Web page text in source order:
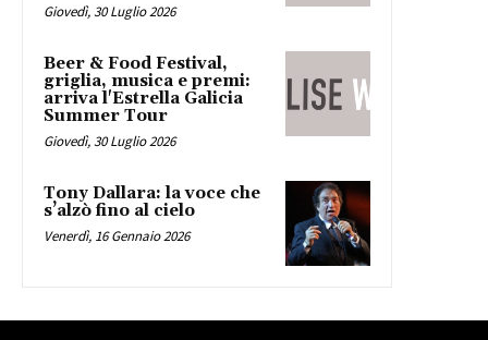
Giovedì, 30 Luglio 2026
Beer & Food Festival,
griglia, musica e premi:
arriva l'Estrella Galicia
Summer Tour
Giovedì, 30 Luglio 2026
Tony Dallara: la voce che
s’alzò fino al cielo
Venerdì, 16 Gennaio 2026